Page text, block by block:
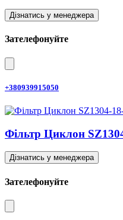
Дізнатись у менеджера
Зателефонуйте
+380939915050
Фільтр Циклон
Дізнатись у менеджера
Зателефонуйте